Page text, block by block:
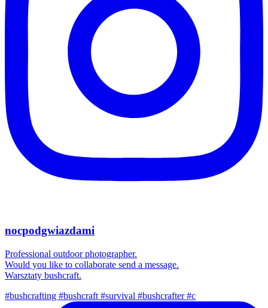
nocpodgwiazdami
Professional outdoor photographer.
Would you like to collaborate send a message.
Warsztaty bushcraft.
#bushcrafting #bushcraft #survival #bushcrafter #c